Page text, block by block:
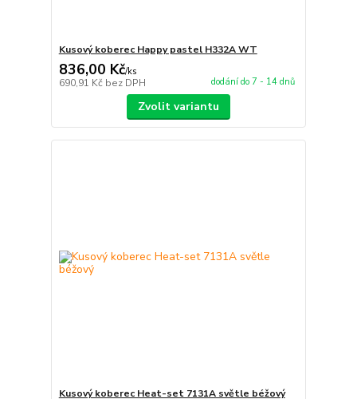
Kusový koberec Happy pastel H332A WT
836,00 Kč/ks
690,91 Kč bez DPH dodání do 7 - 14 dnů
Zvolit variantu
Kusový koberec Heat-set 7131A světle béžový